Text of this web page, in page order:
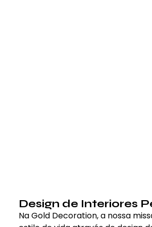
Design de Interiores
Na Gold Decoration, a nossa